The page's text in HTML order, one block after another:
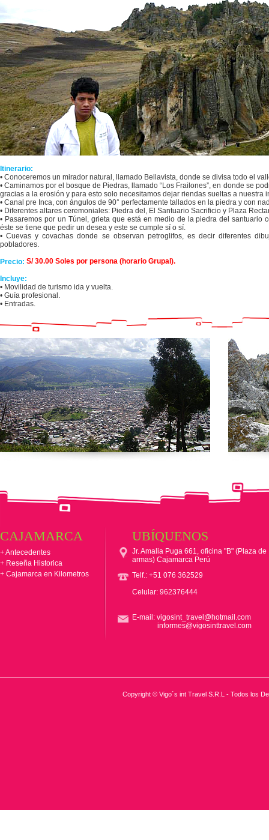
Itinerario:
• Conoceremos un mirador natural, llamado Bellavista, donde se divisa todo el
• Caminamos por el bosque de Piedras, llamado “Los Frailones”, en donde se
gracias a la erosión y para esto solo necesitamos dejar riendas sueltas a nuestra
• Canal pre Inca, con ángulos de 90° perfectamente tallados en la piedra y con
• Diferentes altares ceremoniales: Piedra del, El Santuario Sacrificio y Plaza
• Pasaremos por un Túnel, grieta que está en medio de la piedra del santuario
éste se tiene que pedir un desea y este se cumple sí o sí.
• Cuevas y covachas donde se observan petroglifos, es decir diferentes
pobladores.
Precio: S/ 30.00 Soles por persona (horario Grupal).
Incluye:
• Movilidad de turismo ida y vuelta.
• Guía profesional.
• Entradas.
CAJAMARCA
+ Antecedentes
+ Reseña Historica
+ Cajamarca en Kilometros
UBÍQUENOS
Jr. Amalia Puga 661, oficina "B" (Plaza de
armas) Cajamarca Perú
Telf.: +51 076 362529
Celular: 962376444
E-mail: vigosint_travel@hotmail.com
informes@vigosinttravel.com
Copyright © Vigo´s int Travel S.R.L - Todos los